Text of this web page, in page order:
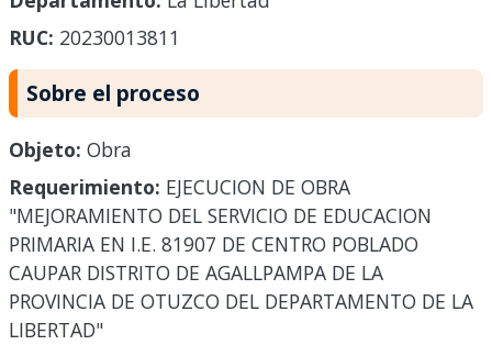
RUC: 20230013811
Sobre el proceso
Objeto: Obra
Requerimiento: EJECUCION DE OBRA
"MEJORAMIENTO DEL SERVICIO DE EDUCACION
PRIMARIA EN I.E. 81907 DE CENTRO POBLADO
CAUPAR DISTRITO DE AGALLPAMPA DE LA
PROVINCIA DE OTUZCO DEL DEPARTAMENTO DE LA
LIBERTAD"